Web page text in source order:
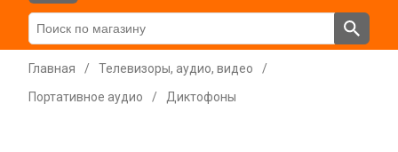
Главная / Телевизоры, аудио, видео
/
Портативное аудио
/ Диктофоны